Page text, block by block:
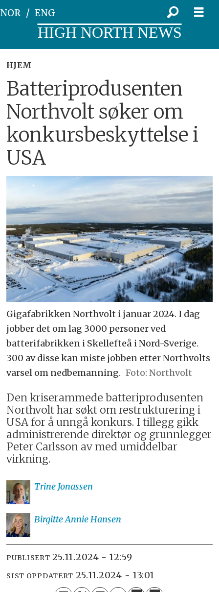
NOR ENG
HIGH NORTH NEWS
HJEM
Batteriprodusenten
Northvolt søker om
konkursbeskyttelse i
USA
Gigafabrikken Northvolt i januar 2024. I dag
jobber det om lag 3000 personer ved
batterifabrikken i Skellefteå i Nord-Sverige.
300 av disse kan miste jobben etter Northvolts
varsel om nedbemanning.
Northvolt
Den kriserammede batteriprodusenten
Northvolt har søkt om restrukturering i
USA for å unngå konkurs. I tillegg gikk
administrerende direktør og grunnlegger
Peter Carlsson av med umiddelbar
virkning.
Trine Jonassen
Birgitte AnnieHansen
PUBLISERT 25.11.2024 - 12:59
SIST OPPDATERT 25.11.2024 - 13:01